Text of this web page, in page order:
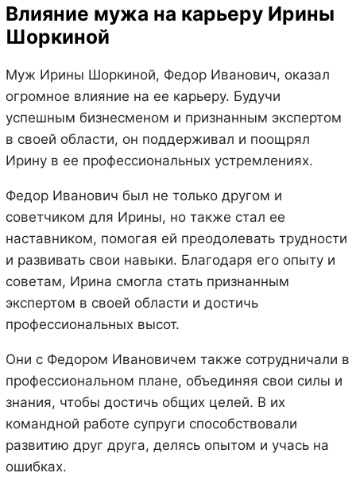
Влияние мужа на карьеру Ирины
Шоркиной
Муж Ирины Шоркиной, Федор Иванович, оказал
огромное влияние на ее карьеру. Будучи
успешным бизнесменом и признанным экспертом
в своей области, он поддерживал и поощрял
Ирину в ее профессиональных устремлениях.
Федор Иванович был не только другом и
советчиком для Ирины, но также стал ее
наставником, помогая ей преодолевать трудности
и развивать свои навыки. Благодаря его опыту и
советам, Ирина смогла стать признанным
экспертом в своей области и достичь
профессиональных высот.
Они с Федором Ивановичем также сотрудничали в
профессиональном плане, объединяя свои силы и
знания, чтобы достичь общих целей. В их
командной работе супруги способствовали
развитию друг друга, делясь опытом и учась на
ошибках.